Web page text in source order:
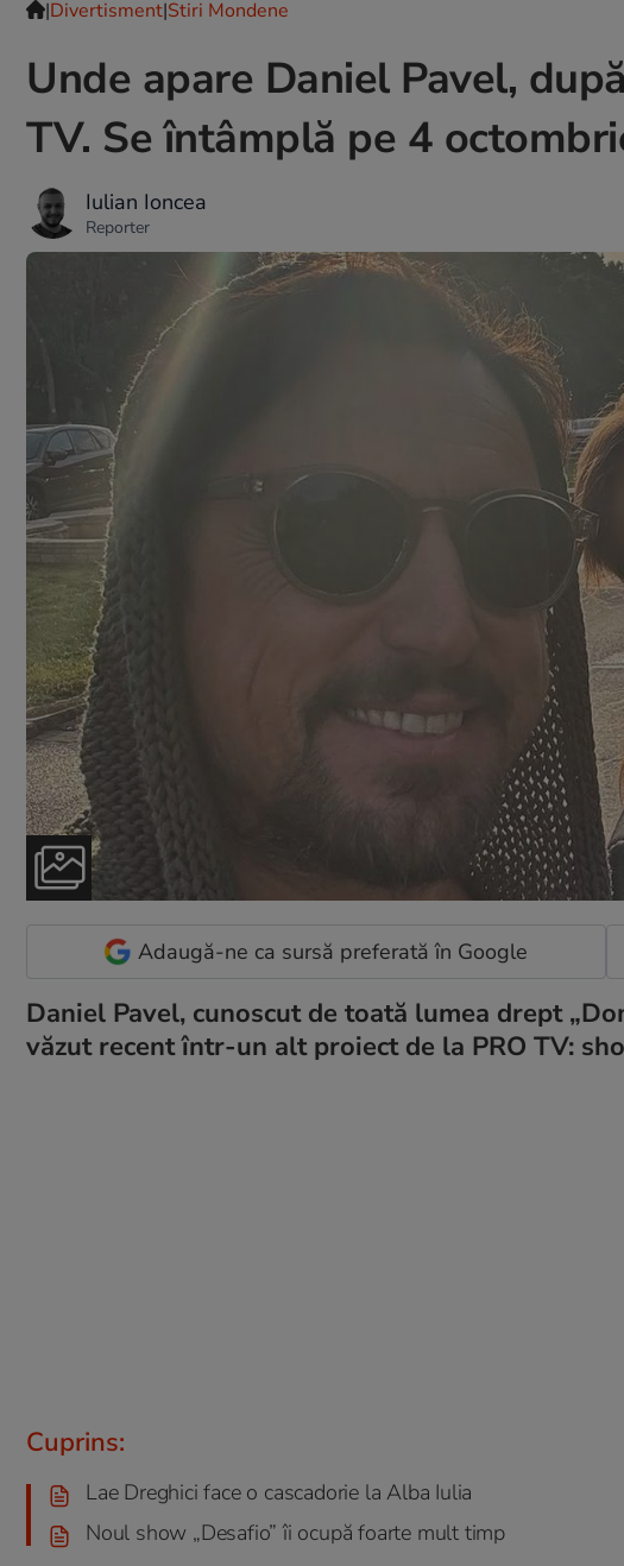
|Divertisment|Stiri Mondene
Unde apare Daniel Pavel,
TV. Se întâmplă pe 4
Iulian Ioncea
Reporter
Adaugă-ne ca sursă preferată în Google
Daniel Pavel, cunoscut de toată lumea drept
văzut recent într-un alt proiect de la PRO TV:
Cuprins:
Lae Dreghici face o cascadorie la Alba Iulia
Noul show „Desafio” îi ocupă foarte mult timp